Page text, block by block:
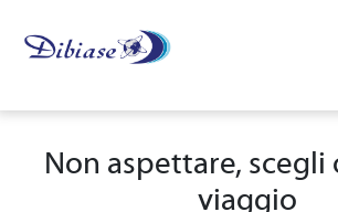
Non aspettare, scegli
viaggio